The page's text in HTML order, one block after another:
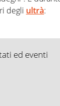
degli ultrà:
ed eventi